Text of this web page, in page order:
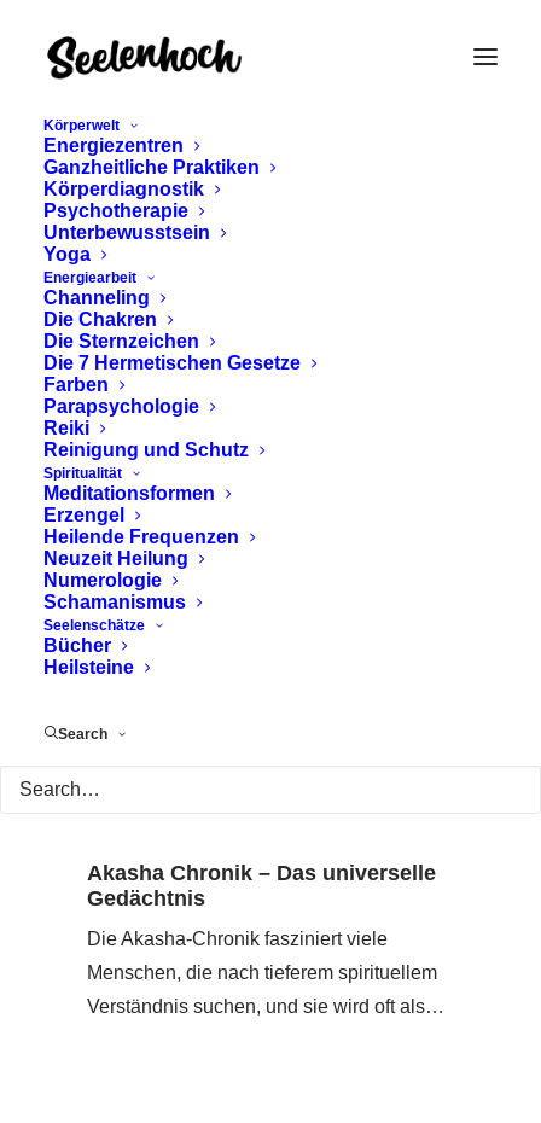
Körperwelt
Energiezentren
Ganzheitliche Praktiken
Körperdiagnostik
Psychotherapie
Unterbewusstsein
Yoga
Energiearbeit
Channeling
Die Chakren
Die Sternzeichen
Die 7 Hermetischen Gesetze
Farben
Parapsychologie
Reiki
Reinigung und Schutz
Spiritualität
Meditationsformen
Erzengel
Heilende Frequenzen
Neuzeit Heilung
Numerologie
Schamanismus
Seelenschätze
Bücher
Heilsteine
Search
Akasha Chronik
Antworten
Akasha Chronik – Das universelle
Gedächtnis
Die Akasha-Chronik fasziniert viele
Menschen, die nach tieferem spirituellem
Verständnis suchen, und sie wird oft als…